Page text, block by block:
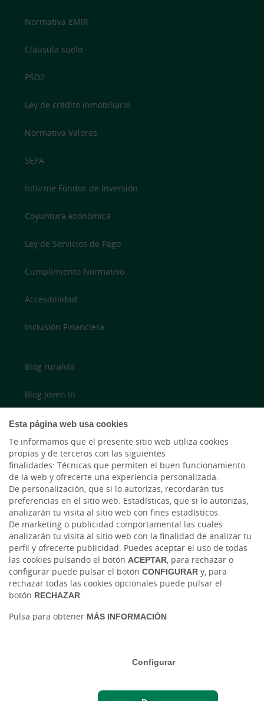
Esta página web usa cookies
Te informamos que el presente sitio web utiliza cookies
propias y de terceros con las siguientes
finalidades: Técnicas que permiten el buen funcionamiento
de la web y ofrecerte una experiencia personalizada.
De personalización, que si lo autorizas, recordarán tus
preferencias en el sitio web. Estadísticas, que si lo autorizas,
analizarán tu visita al sitio web con fines estadísticos.
De marketing o publicidad comportamental las cuales
analizarán tu visita al sitio web con la finalidad de analizar tu
perfil y ofrecerte publicidad. Puedes aceptar el uso de todas
las cookies pulsando el botón ACEPTAR, para rechazar o
configurar puede pulsar el botón CONFIGURAR y, para
rechazar todas las cookies opcionales puede pulsar el
botón RECHAZAR.
Pulsa para obtener MÁS INFORMACIÓN
Configurar
Normativa EMIR
Cláusula suelo
PSD2
Ley de crédito inmobiliario
Normativa Valores
SEPA
Informe Fondos de Inversión
Coyuntura económica
Ley de Servicios de Pago
Cumplimiento Normativo
Accesibilidad
Inclusión Financiera
Blog ruralvía
Blog Joven In
Twitter
YouTube
LinkedIn
Cambio de moneda Global Exchange